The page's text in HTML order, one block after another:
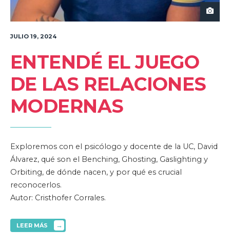
JULIO 19, 2024
ENTENDÉ EL JUEGO
DE LAS RELACIONES
MODERNAS
Exploremos con el psicólogo y docente de la UC, David
Álvarez, qué son el Benching, Ghosting, Gaslighting y
Orbiting, de dónde nacen, y por qué es crucial
reconocerlos.
Autor: Cristhofer Corrales.
LEER MÁS →